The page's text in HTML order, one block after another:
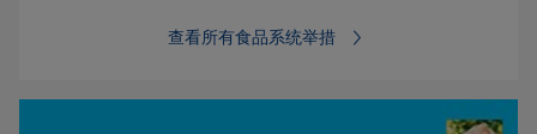
查看所有食品系统举措